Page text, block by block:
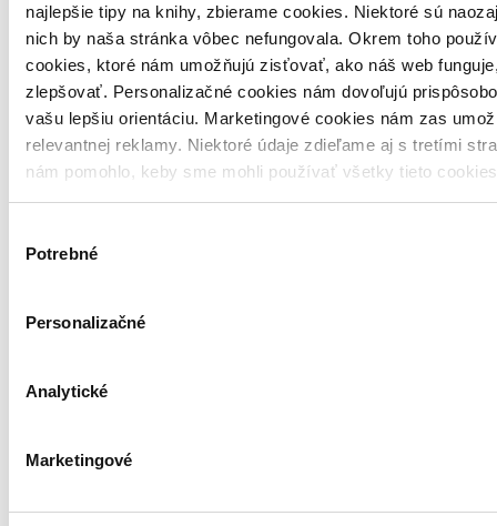
najlepšie tipy na knihy, zbierame cookies. Niektoré sú
nich by naša stránka vôbec nefungovala. Okrem toho
cookies, ktoré nám umožňujú zisťovať, ako náš web
zlepšovať. Personalizačné cookies nám dovoľujú
vašu lepšiu orientáciu. Marketingové cookies nám zas
relevantnej reklamy. Niektoré údaje zdieľame aj s tretími
nám pomohlo, keby sme mohli používať všetky tieto
súhlasu
Potrebné
Personalizačné
Analytické
Marketingové
Ponúkame vyše
250 000 titulov
na sklade
20 kníhkupectiev